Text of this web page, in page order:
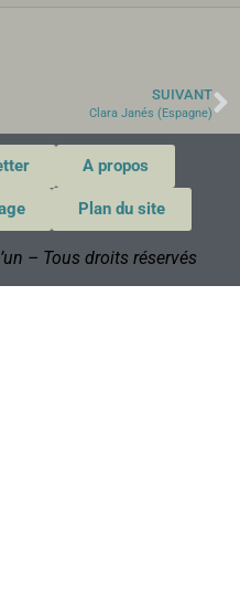
SUIVANT
Clara Janés (Espagne)
A propos
Plan du site
– Tous droits réservés